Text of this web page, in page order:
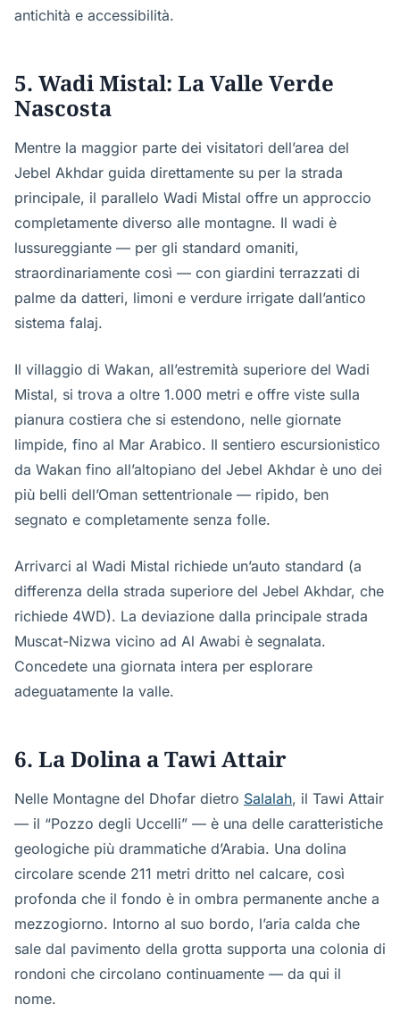
antichità e accessibilità.
5. Wadi Mistal: La Valle Verde
Nascosta
Mentre la maggior parte dei visitatori dell’area del
Jebel Akhdar guida direttamente su per la strada
principale, il parallelo Wadi Mistal offre un approccio
completamente diverso alle montagne. Il wadi è
lussureggiante — per gli standard omaniti,
straordinariamente così — con giardini terrazzati di
palme da datteri, limoni e verdure irrigate dall’antico
sistema falaj.
Il villaggio di Wakan, all’estremità superiore del Wadi
Mistal, si trova a oltre 1.000 metri e offre viste sulla
pianura costiera che si estendono, nelle giornate
limpide, fino al Mar Arabico. Il sentiero escursionistico
da Wakan fino all’altopiano del Jebel Akhdar è uno dei
più belli dell’Oman settentrionale — ripido, ben
segnato e completamente senza folle.
Arrivarci al Wadi Mistal richiede un’auto standard (a
differenza della strada superiore del Jebel Akhdar, che
richiede 4WD). La deviazione dalla principale strada
Muscat-Nizwa vicino ad Al Awabi è segnalata.
Concedete una giornata intera per esplorare
adeguatamente la valle.
6. La Dolina a Tawi Attair
Nelle Montagne del Dhofar dietro Salalah, il Tawi Attair
— il “Pozzo degli Uccelli” — è una delle caratteristiche
geologiche più drammatiche d’Arabia. Una dolina
circolare scende 211 metri dritto nel calcare, così
profonda che il fondo è in ombra permanente anche a
mezzogiorno. Intorno al suo bordo, l’aria calda che
sale dal pavimento della grotta supporta una colonia di
rondoni che circolano continuamente — da qui il
nome.